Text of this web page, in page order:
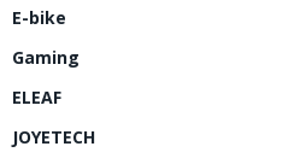
E-bike
Gaming
ELEAF
JOYETECH